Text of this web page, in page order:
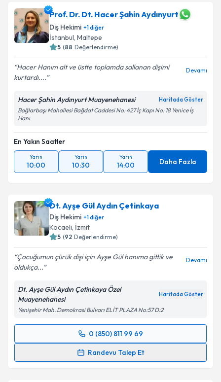
Prof. Dr. Dt. Hacer Şahin Aydınyurt
Diş Hekimi +1diğer
İstanbul, Maltepe
5 (88 Değerlendirme)
Hacer Hanım alt ve üstte toplamda sallanan dişimi
kurtardı....
Devamı
Hacer Şahin Aydınyurt Muayenehanesi Haritada Göster
Bağlarbaşı Mahallesi Bağdat Caddesi No: 427 İç Kapı No: 18 Yenice İş
Hanı
En Yakın Saatler
Yarın
10:00
Yarın
10:30
Yarın
14:00 Daha Fazla
Dt. Ayşe Gül Aydın Çetinkaya
Diş Hekimi +1diğer
Kocaeli, İzmit
5 (92 Değerlendirme)
Çocuğumun çürük dişi için Ayşe Gül hanıma gittik ve
oldukça...
Devamı
Dt. Ayşe Gül Aydın Çetinkaya Özel
Muayenehanesi
Haritada Göster
Yenişehir Mah. Demokrasi Bulvarı ELİT PLAZA No:57 D:2
0 (850) 811 99 69
Randevu Talep Et
Randevu Takvimi Talebi